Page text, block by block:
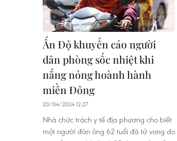
Ấn Độ khuyến cáo người
dân phòng sốc nhiệt khi
nắng nóng hoành hành
miền Đông
20/04/2024 12:27
Nhà chức trách y tế địa phương cho biết
một người đàn ông 62 tuổi đã tử vong do